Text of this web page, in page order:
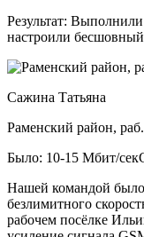
Результат: Выполнили
настроили
Сажина Татьяна
Раменский район,
Было: 10-15 Мбит/сек
Нашей командой
безлимитного
рабочем посёлке